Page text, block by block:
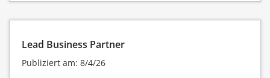
Lead Business Partner
Publiziert am: 8/4/26